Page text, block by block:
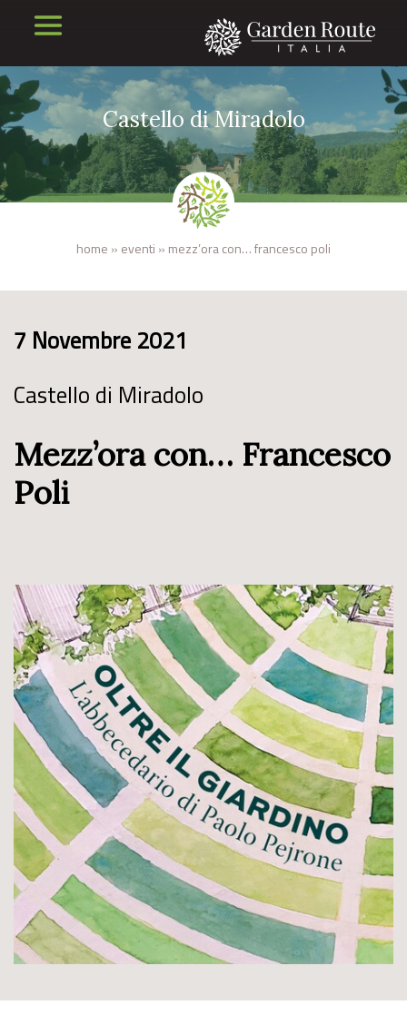
Castello di Miradolo
home » eventi » mezz’ora con… francesco poli
7 Novembre 2021
Castello di Miradolo
Mezz’ora con… Francesco
Poli